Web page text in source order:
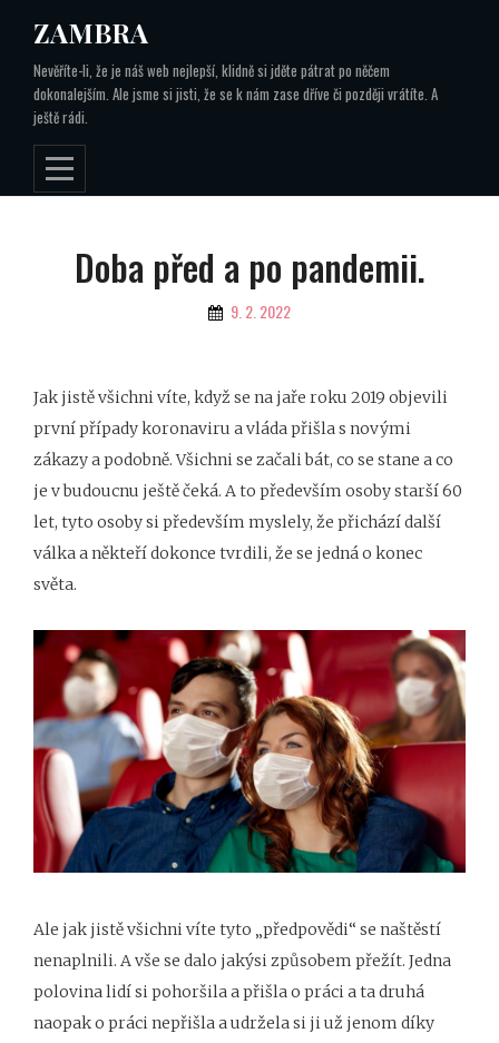
content
ZAMBRA
Nevěříte-li, že je náš web nejlepší, klidně si jděte pátrat po něčem
dokonalejším. Ale jsme si jisti, že se k nám zase dříve či později vrátíte. A
ještě rádi.
Doba před a po pandemii.
By 9. 2. 2022
Jak jistě všichni víte, když se na jaře roku 2019 objevili
první případy koronaviru a vláda přišla s novými
zákazy a podobně. Všichni se začali bát, co se stane a co
je v budoucnu ještě čeká. A to především osoby starší 60
let, tyto osoby si především myslely, že přichází další
válka a někteří dokonce tvrdili, že se jedná o konec
světa.
Ale jak jistě všichni víte tyto „předpovědi“ se naštěstí
nenaplnili. A vše se dalo jakýsi způsobem přežít. Jedna
polovina lidí si pohoršila a přišla o práci a ta druhá
naopak o práci nepřišla a udržela si ji už jenom díky
Navigace